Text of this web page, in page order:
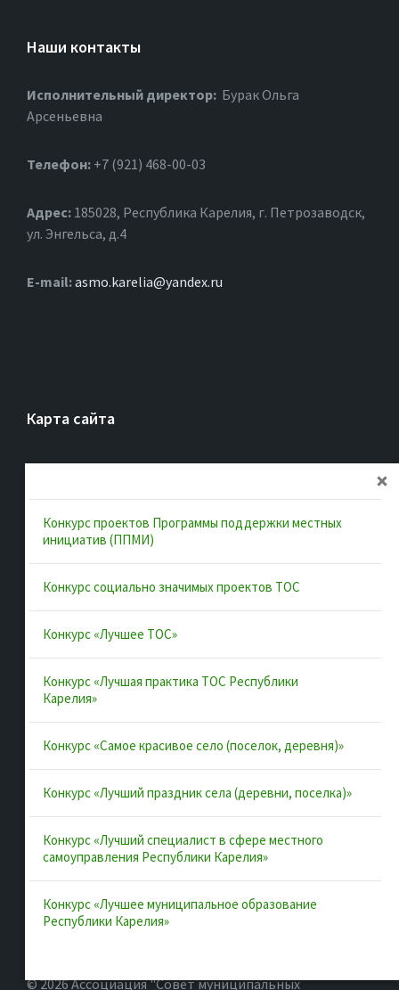
Наши контакты
Исполнительный директор: Бурак Ольга
Арсеньевна
Телефон: +7 (921) 468-00-03
Адрес: 185028, Республика Карелия, г. Петрозаводск,
ул. Энгельса, д.4
Е-mail:asmo.karelia@yandex.ru
Карта сайта
Об ассоциации
Документы
Муниципальные образования
Конкурсы и лучшие практики
Контакты
Полезные ссылки
Интернет-портал Республики Карелия
Территориальное общественное самоуправление в
Республике Карелия
ВАРМСУ
ОАТОС
© 2026 Ассоциация "Совет муниципальных
Конкурс проектов Программы поддержки местных
инициатив (ППМИ)
Конкурс социально значимых проектов ТОС
Конкурс «Лучшее ТОС»
Конкурс «Лучшая практика ТОС Республики
Карелия»
Конкурс «Самое красивое село (поселок, деревня)»
Конкурс «Лучший праздник села (деревни, поселка)»
Конкурс «Лучший специалист в сфере местного
самоуправления Республики Карелия»
Конкурс «Лучшее муниципальное образование
Республики Карелия»